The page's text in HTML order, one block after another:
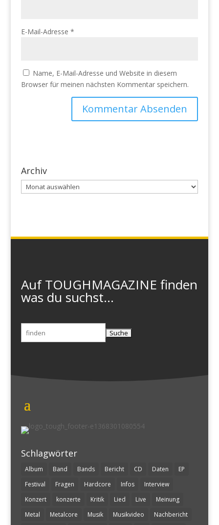
E-Mail-Adresse *
Name, E-Mail-Adresse und Website in diesem
Browser für meinen nächsten Kommentar speichern.
Archiv
Archiv
Auf TOUGHMAGAZINE finden
was du suchst...
Suchen
nach:
Schlagwörter
Album Band Bands Bericht CD Daten
EP
Festival
Fragen Hardcore Infos
Interview
Konzert
konzerte Kritik Lied Live
Meinung
Metal
Metalcore Musik Musikvideo Nachbericht